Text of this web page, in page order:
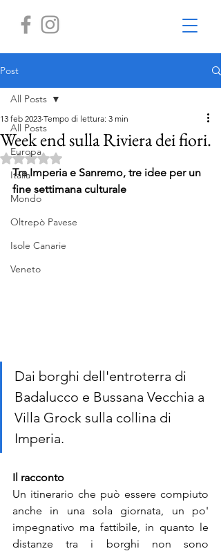
Post
All Posts
Europa
Italia
Mondo
Oltrepò Pavese
Isole Canarie
Veneto
All Posts
Week end sulla Riviera dei fiori.
13 feb 2023 Tempo di lettura: 3 min
Valutazione NaN stelle su 5.
Tra Imperia e Sanremo, tre idee per un
fine settimana culturale
Dai borghi dell'entroterra di
Badalucco e Bussana Vecchia a
Villa Grock sulla collina di
Imperia.
Il racconto
Un itinerario che può essere compiuto
anche in una sola giornata, un po'
impegnativo ma fattibile, in quanto le
distanze tra i borghi non sono